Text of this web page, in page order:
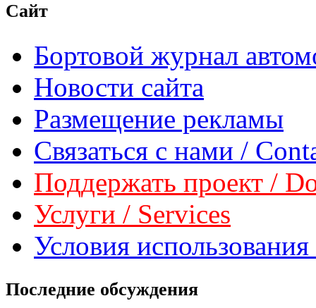
Сайт
Бортовой журнал
Новости сайта
Размещение рекламы
Связаться с нами /
Поддержать проект /
Услуги / Services
Условия
Последние обсуждения